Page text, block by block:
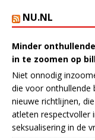
NU.NL
Minder
in te zoomen op
Niet onnodig
die voor onthullende
nieuwe richtlijnen,
atleten respectvoller
seksualisering in de